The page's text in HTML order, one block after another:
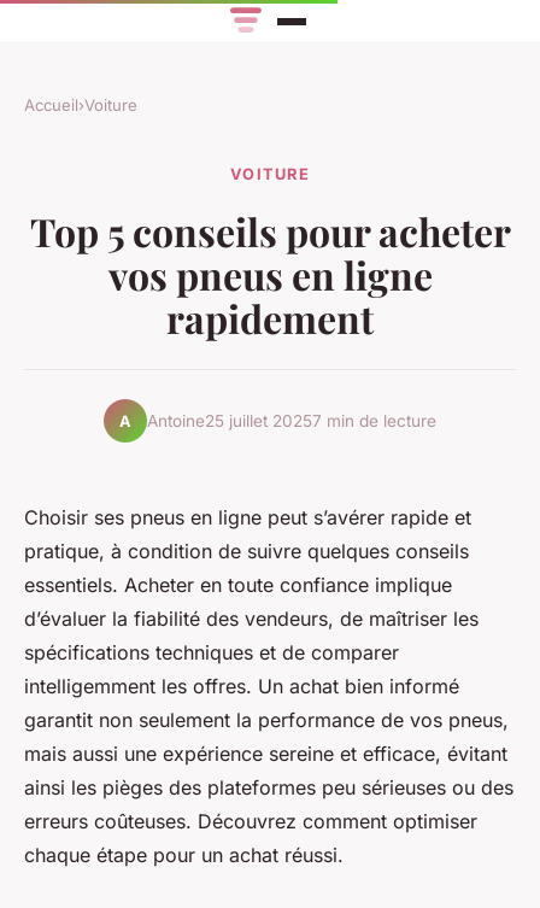
Accueil›Voiture
VOITURE
Top 5 conseils pour acheter
vos pneus en ligne
rapidement
A Antoine25 juillet 20257 min de lecture
Choisir ses pneus en ligne peut s’avérer rapide et
pratique, à condition de suivre quelques conseils
essentiels. Acheter en toute confiance implique
d’évaluer la fiabilité des vendeurs, de maîtriser les
spécifications techniques et de comparer
intelligemment les offres. Un achat bien informé
garantit non seulement la performance de vos pneus,
mais aussi une expérience sereine et efficace, évitant
ainsi les pièges des plateformes peu sérieuses ou des
erreurs coûteuses. Découvrez comment optimiser
chaque étape pour un achat réussi.